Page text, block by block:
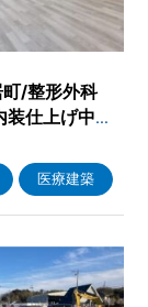
/整形外科
装仕上げ中…
医療建築